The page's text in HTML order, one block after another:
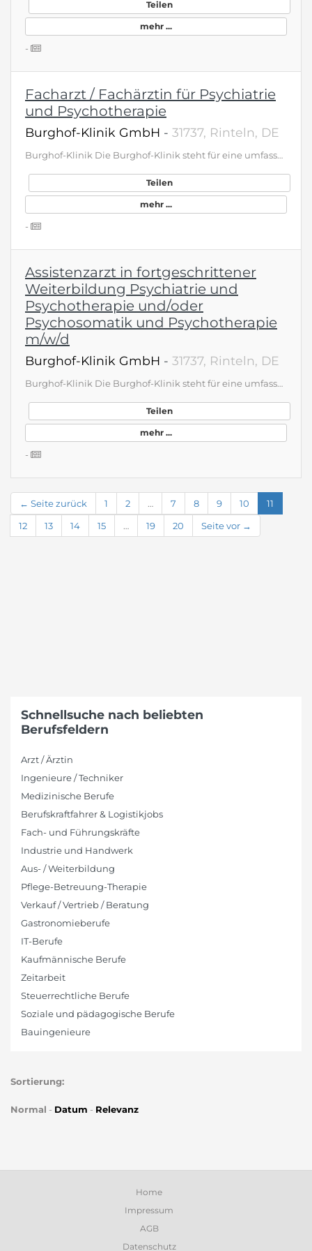
Teilen
mehr ...
-
Facharzt / Fachärztin für Psychiatrie
und Psychotherapie
Burghof-Klinik GmbH - 31737, Rinteln, DE
Burghof-Klinik Die Burghof-Klinik steht für eine umfassende, moderne Versorgung in der Psychiatrie und Psychosomatik. Insgesamt betreuen wir 274 Patientinnen und Patienten im stationären und teilstationären Bereich. Unsere psychiatrische Abteilung verfügt über 119 Betten sowie 57 tagesklinische Plätze und wird durch zwei Institutsambulanzen ergänzt. In der psychosomatischen Abteilung stehen 83 Betten und 15 tagesklinische Plätze zur Verfügung. Unser diagnostisches und therapeutisches Spektrum umfasst das gesamte Spektrum beider Fachbereiche. Dabei verfolgen wir ein integratives Behandlungskonzept: Tiefenpsychologische, kognitiv-verhaltenstherapeutische sowie körper- und erlebnisorientierte Verfahren verbinden wir systematisch miteinander. Grundlage unseres Handelns ist ein moderner, leitlinien- und störungsorientierter Therapieansatz – stets mit dem Menschen in seiner Gesamtheit im Blick. Zur Unterstützung unseres multiprofessionellen Teams suchen wir an den Standorten Stadthagen und Rinteln: Oberarzt, Facharzt, Assistenzarzt in fortgeschrittener Facharztausbildung im Fach Psychiatrie/Psychosomatik und Psychotherapie (m/w/d) Kontakt &amp; Bewerbung Wir freuen uns auf Ihre Bewerbung per E-Mail an: personal@burghof-klinik.de. Haben Sie vorab Fragen oder möchten uns einfach persönlich kennenlernen? Dann stehen wir Ihnen gerne auch telefonisch unter 05751 940-620 zur Verfügung. BEWERBUNG AN Personalabteilung Virchowstr. 5 31737 Rinteln 05751 - 940 620 www.burghof-klinik.de/freie-Stellen
Teilen
mehr ...
-
Assistenzarzt in fortgeschrittener
Weiterbildung Psychiatrie und
Psychotherapie und/oder
Psychosomatik und Psychotherapie
m/w/d
Burghof-Klinik GmbH - 31737, Rinteln, DE
Burghof-Klinik Die Burghof-Klinik steht für eine umfassende, moderne Versorgung in der Psychiatrie und Psychosomatik. Insgesamt betreuen wir 274 Patientinnen und Patienten im stationären und teilstationären Bereich. Unsere psychiatrische Abteilung verfügt über 119 Betten sowie 57 tagesklinische Plätze und wird durch zwei Institutsambulanzen ergänzt. In der psychosomatischen Abteilung stehen 83 Betten und 15 tagesklinische Plätze zur Verfügung. Unser diagnostisches und therapeutisches Spektrum umfasst das gesamte Spektrum beider Fachbereiche. Dabei verfolgen wir ein integratives Behandlungskonzept: Tiefenpsychologische, kognitiv-verhaltenstherapeutische sowie körper- und erlebnisorientierte Verfahren verbinden wir systematisch miteinander. Grundlage unseres Handelns ist ein moderner, leitlinien- und störungsorientierter Therapieansatz – stets mit dem Menschen in seiner Gesamtheit im Blick. Zur Unterstützung unseres multiprofessionellen Teams suchen wir an den Standorten Stadthagen und Rinteln: Oberarzt, Facharzt, Assistenzarzt in fortgeschrittener Facharztausbildung im Fach Psychiatrie/Psychosomatik und Psychotherapie (m/w/d) Kontakt &amp; Bewerbung Wir freuen uns auf Ihre Bewerbung per E-Mail an: personal@burghof-klinik.de. Haben Sie vorab Fragen oder möchten uns einfach persönlich kennenlernen? Dann stehen wir Ihnen gerne auch telefonisch unter 05751 940-620 zur Verfügung. BEWERBUNG AN Personalabteilung Virchowstr. 5 31737 Rinteln 05751 - 940 620 www.burghof-klinik.de/freie-Stellen
Teilen
mehr ...
-
← Seite zurück 1 2 … 7 8 9 10
11
12
13 14 15 … 19 20 Seite vor →
Schnellsuche nach beliebten
Berufsfeldern
Arzt / Ärztin
Ingenieure / Techniker
Medizinische Berufe
Berufskraftfahrer & Logistikjobs
Fach- und Führungskräfte
Industrie und Handwerk
Aus- / Weiterbildung
Pflege-Betreuung-Therapie
Verkauf / Vertrieb / Beratung
Gastronomieberufe
IT-Berufe
Kaufmännische Berufe
Zeitarbeit
Steuerrechtliche Berufe
Soziale und pädagogische Berufe
Bauingenieure
Sortierung:
Normal - Datum - Relevanz
Home
Impressum
AGB
Datenschutz